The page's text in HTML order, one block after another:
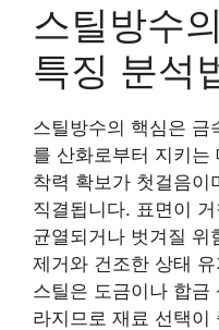
스틸방수
특징 분석
스틸방수의 핵심은 금
를 산화로부터 지키는
착력 확보가 첫걸음이
직결됩니다. 표면이
균열되거나 벗겨질 위
제거와 건조한 상태
스틸은 도금이나 합금
라지므로 재료 선택이